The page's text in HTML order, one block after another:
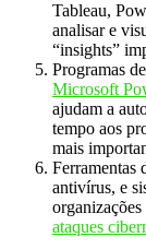
Tableau,
analisar e
“insights”
Programas
Microsoft
ajudam a
tempo aos
mais
Ferramentas
antivírus, e
organizações
ataques